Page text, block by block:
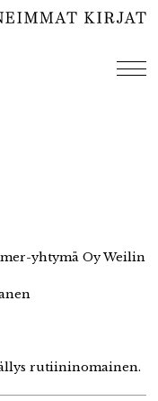
yhtymä Oy Weilin
rutiininomainen.